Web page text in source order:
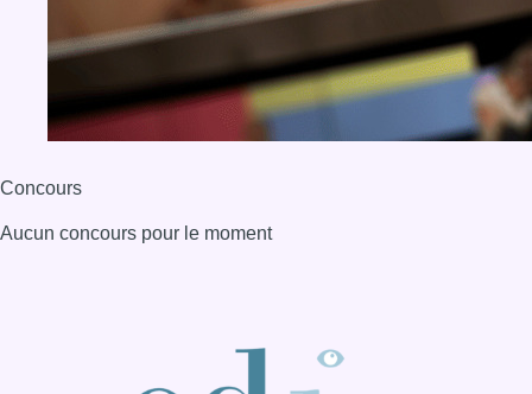
Concours
Aucun concours pour le moment